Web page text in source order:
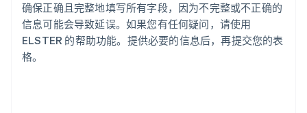
确保正确且完整地填写所有字段，因为不完整或不正确的
信息可能会导致延误。如果您有任何疑问，请使用
ELSTER 的帮助功能。提供必要的信息后，再提交您的表
格。